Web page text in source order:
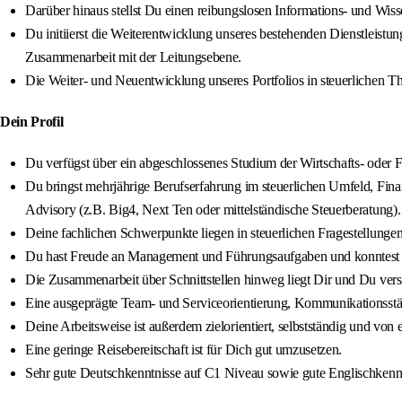
Darüber hinaus stellst Du einen reibungslosen Informations- und
Du initiierst die Weiterentwicklung unseres bestehenden
Zusammenarbeit mit der Leitungsebene.
Die Weiter- und Neuentwicklung unseres Portfolios in steuerlichen
Dein Profil
Du verfügst über ein abgeschlossenes Studium der Wirtschafts-
Du bringst mehrjährige Berufserfahrung im steuerlichen Umfeld,
Advisory (z.B. Big4, Next Ten oder mittelständische Steuerberatung).
Deine fachlichen Schwerpunkte liegen in steuerlichen
Du hast Freude an Management und Führungsaufgaben und
Die Zusammenarbeit über Schnittstellen hinweg liegt Dir und Du
Eine ausgeprägte Team- und Serviceorientierung,
Deine Arbeitsweise ist außerdem zielorientiert, selbstständig und von
Eine geringe Reisebereitschaft ist für Dich gut umzusetzen.
Sehr gute Deutschkenntnisse auf C1 Niveau sowie gute